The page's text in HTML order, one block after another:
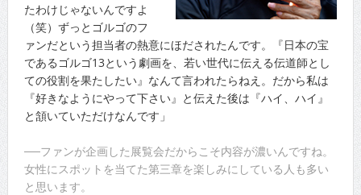
たわけじゃないんですよ
（笑）ずっとゴルゴのフ
ァンだという担当者の熱意にほだされたんです。『日本の宝
であるゴルゴ13という劇画を、若い世代に伝える伝道師とし
ての役割を果たしたい』なんて言われたらねえ。だから私は
『好きなようにやって下さい』と伝えた後は『ハイ、ハイ』
と頷いていただけなんです」
──ファンが企画した展覧会だからこそ内容が濃いんですね。
女性にスポットを当てた第三章を楽しみにしている人も多い
と思います。